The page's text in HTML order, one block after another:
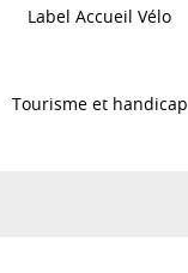
Label Accueil Vélo
Tourisme et handicap